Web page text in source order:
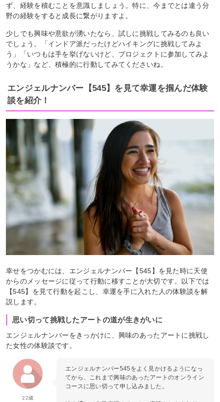
ず、経験を積むことを意識しましょう。特に、今までとは違う分
野の経験をすると成長に繋がりますよ。
少しでも興味や意欲が湧いたなら、試しに挑戦してみるのも良い
でしょう。「インドア派だったけどハイキングに挑戦してみよ
う」「いつもは手を挙げないけど、プロジェクトに参加してみよ
うかな」など、積極的に行動してみてくださいね。
エンジェルナンバー【545】を見て幸運を掴んだ体験
談を紹介！
幸せをつかむには、エンジェルナンバー【545】を見た時に天使
からのメッセージに従って行動に移すことが大切です。以下では
【545】を見て行動を起こし、幸運を手に入れた人の体験談を解
説します。
思い切って挑戦したアートの道が生きがいに
エンジェルナンバーをきっかけに、興味のあったアートに挑戦し
た女性の体験談です。
22歳
エンジェルナンバー545をよく見かけるようになっ
てから、これまで興味のあったアートのオンライン
コースに思い切って申し込みました。